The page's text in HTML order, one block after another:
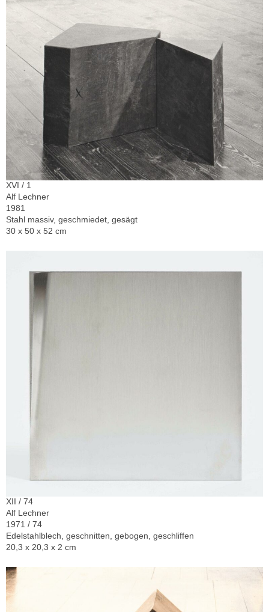
XVI / 1
Alf Lechner
1981
Stahl massiv, geschmiedet, gesägt
30 x 50 x 52 cm
XII / 74
Alf Lechner
1971 / 74
Edelstahlblech, geschnitten, gebogen, geschliffen
20,3 x 20,3 x 2 cm